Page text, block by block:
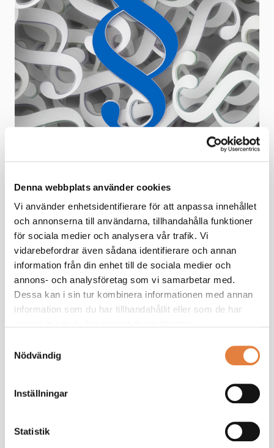
Denna webbplats använder cookies
Vi använder enhetsidentifierare för att anpassa innehållet
och annonserna till användarna, tillhandahålla funktioner
för sociala medier och analysera vår trafik. Vi
vidarebefordrar även sådana identifierare och annan
information från din enhet till de sociala medier och
annons- och analysföretag som vi samarbetar med.
Dessa kan i sin tur kombinera informationen med annan
information som du har tillhandahållit eller som de har
Nödvändig
Inställningar
Statistik
medlemsexklusivt innehåll
Vi ger dig ett effektivt stöd som chef. Tillsammans
bygger vi din kunskap.
Ta de lav branschanpassade kollektivavtal som
underlättar vardagen
Saknar du ett medlemskonto?Registrera här
Håll mig inloggad Glömt lösenord?